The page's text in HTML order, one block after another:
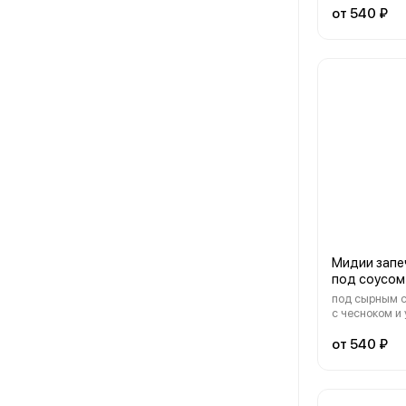
от 540 ₽
Мидии
под
под сырным
с чесноком и
от 540 ₽